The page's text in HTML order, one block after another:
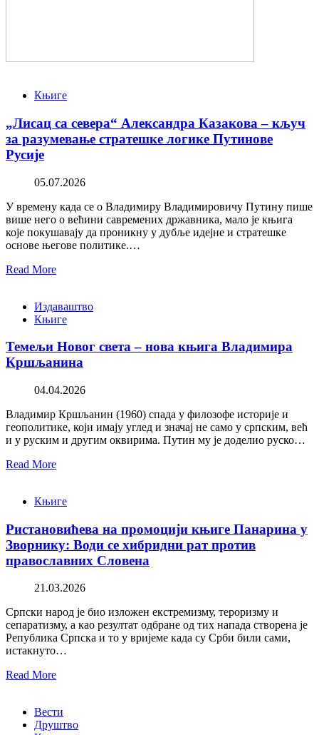
Књиге
„Лисац са севера“ Александра Казакова – кључ
за разумевање стратешке логике Путинове
Русије
05.07.2026
У времену када се о Владимиру Владимировичу Путину пише
више него о већини савремених државника, мало је књига
које покушавају да проникну у дубље идејне и стратешке
основе његове политике.…
Read More
Издаваштво
Књиге
Темељи Новог света – нова књига Владимира
Кршљанина
04.04.2026
Владимир Кршљанин (1960) спада у филозофе историје и
геополитике, који имају углед и значај не само у српским, већ
и у руским и другим оквирима. Путин му је доделио руско…
Read More
Књиге
Ристановићева на промоцији књиге Панарина у
Зворнику: Води се хибридни рат против
православних Словена
21.03.2026
Српски народ је био изложен екстремизму, тероризму и
сепаратизму, а као резултат одбране од тих напада створена је
Република Српска и то у вријеме када су Срби били сами,
истакнуто…
Read More
Вести
Друштво